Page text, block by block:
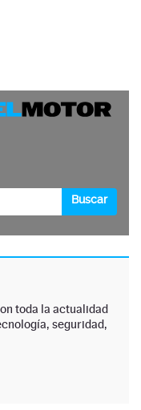
toda la actualidad
seguridad,